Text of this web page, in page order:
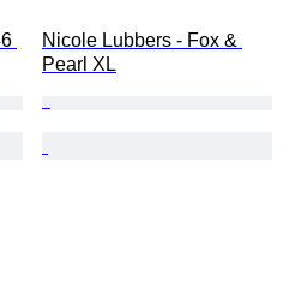
Nicole Lubbers - Fox &
Pearl XL